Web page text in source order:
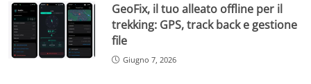
GeoFix, il tuo alleato offline per il
trekking: GPS, track back e gestione
file
Giugno 7, 2026